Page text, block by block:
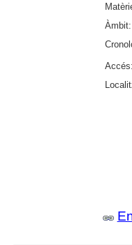
Àmbit:
Accés: